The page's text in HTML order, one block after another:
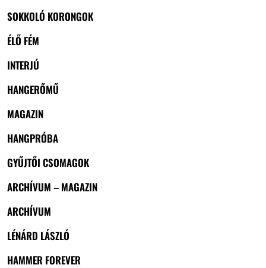
SOKKOLÓ KORONGOK
ÉLŐ FÉM
INTERJÚ
HANGERŐMŰ
MAGAZIN
HANGPRÓBA
GYŰJTŐI CSOMAGOK
ARCHÍVUM – MAGAZIN
ARCHÍVUM
LÉNÁRD LÁSZLÓ
HAMMER FOREVER